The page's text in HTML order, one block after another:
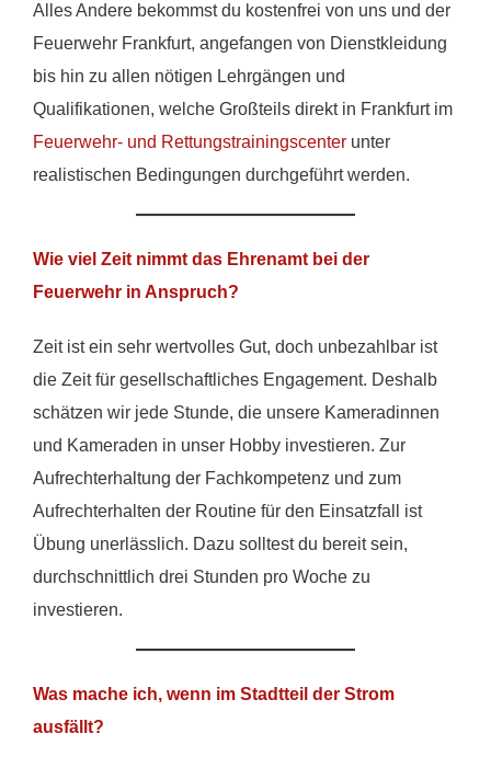
Alles Andere bekommst du kostenfrei von uns und der
Feuerwehr Frankfurt, angefangen von Dienstkleidung
bis hin zu allen nötigen Lehrgängen und
Qualifikationen, welche Großteils direkt in Frankfurt im
Feuerwehr- und Rettungstrainingscenter unter
realistischen Bedingungen durchgeführt werden.
Wie viel Zeit nimmt das Ehrenamt bei der
Feuerwehr in Anspruch?
Zeit ist ein sehr wertvolles Gut, doch unbezahlbar ist
die Zeit für gesellschaftliches Engagement. Deshalb
schätzen wir jede Stunde, die unsere Kameradinnen
und Kameraden in unser Hobby investieren. Zur
Aufrechterhaltung der Fachkompetenz und zum
Aufrechterhalten der Routine für den Einsatzfall ist
Übung unerlässlich. Dazu solltest du bereit sein,
durchschnittlich drei Stunden pro Woche zu
investieren.
Was mache ich, wenn im Stadtteil der Strom
ausfällt?